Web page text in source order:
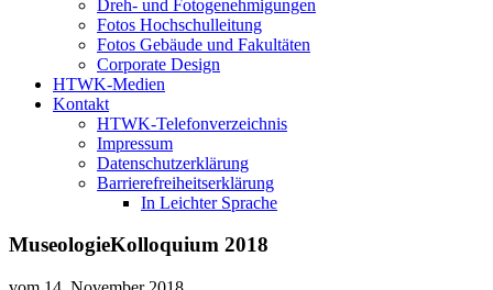
Dreh- und Fotogenehmigungen
Fotos Hochschulleitung
Fotos Gebäude und Fakultäten
Corporate Design
HTWK-Medien
Kontakt
HTWK-Telefonverzeichnis
Impressum
Datenschutzerklärung
Barrierefreiheitserklärung
In Leichter Sprache
MuseologieKolloquium 2018